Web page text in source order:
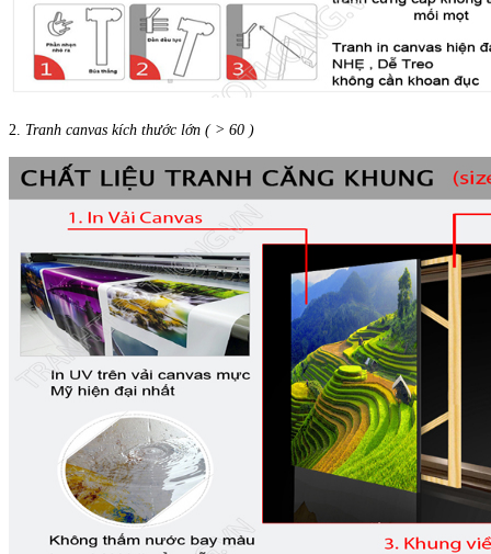
2. Tranh canvas kích thước lớn ( > 60 )